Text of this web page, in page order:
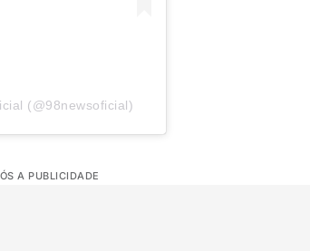
(@98newsoficial)
A PUBLICIDADE